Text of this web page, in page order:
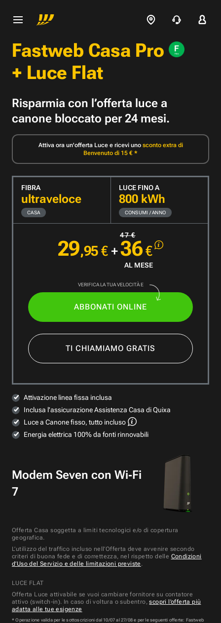
Fastweb Casa Pro
+ Luce Flat
Risparmia con l’offerta luce a
canone bloccato per 24 mesi.
Attiva ora un'offerta Luce e ricevi uno sconto extra di
Benvenuto di 15 € *
FIBRA
ultraveloce
CASA
LUCE FINO A
800kWh
CONSUMI / ANNO
47 €
29,95€ +36€
AL MESE
VERIFICA LA TUA VELOCITÀ E
ABBONATI ONLINE
TI CHIAMIAMO GRATIS
Attivazione linea fissa inclusa
Inclusa l'assicurazione Assistenza Casa di Quixa
Luce a Canone fisso, tutto incluso
Energia elettrica 100% da fonti rinnovabili
Modem Seven con Wi‑Fi
7
Offerta Casa soggetta a limiti tecnologici e/o di copertura
geografica.
L’utilizzo del traffico incluso nell’Offerta deve avvenire secondo
criteri di buona fede e di correttezza, nel rispetto delle Condizioni
d’Uso del Servizio e delle limitazioni previste .
LUCE FLAT
Offerta Luce attivabile se vuoi cambiare fornitore su contatore
attivo (switch-in). In caso di voltura o subentro,scopri l’offerta più
adatta alle tue esigenze
* Operazione valida per le sottoscrizioni dal 10/07 al 27/08 e per le seguenti offerte: Fastweb